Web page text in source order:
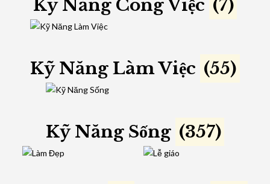
Kỹ Năng Công Việc (7)
Kỹ Năng Làm Việc (55)
Kỹ Năng Sống (357)